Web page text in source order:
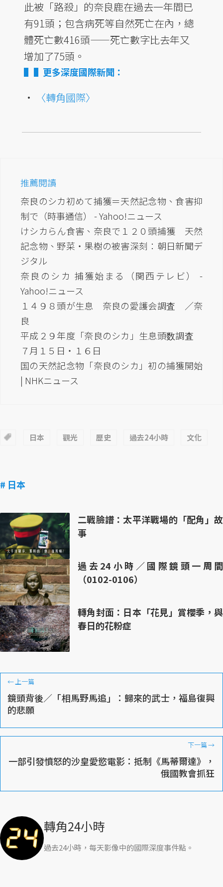
此被「路殺」的奈良鹿在過去一年間已
有91頭；包含病死等自然死亡在內，總
體死亡數416頭——死亡數字比去年又
增加了75頭。
▌更多深度國際新聞：
• 〈轉角國際〉
推薦閱讀
奈良のシカ初めて捕獲＝天然記念物、食害抑
制で（時事通信） - Yahoo!ニュース
けシカらん食害、奈良で１２０頭捕獲 天然
記念物、野菜・果樹の被害深刻：朝日新聞デ
ジタル
奈良のシカ 捕獲始まる（関西テレビ） -
Yahoo!ニュース
１４９８頭が生息 奈良の愛護会調査 ／奈
良
平成２９年度「奈良のシカ」生息頭数調査
７月１５日・１６日
国の天然記念物「奈良のシカ」初の捕獲開始
| NHKニュース
日本 觀光 歷史 過去24小時 文化
# 日本
二戰臉譜：太平洋戰場的「配角」故
事
過去24小時／國際鏡頭一周間
（0102-0106）
轉角封面：日本「花見」賞櫻季，與
春日的花粉症
←上一篇
鏡頭背後／「相馬野馬追」：歸來的武士，福島復興
的悲願
下一篇→
一部引發憤怒的沙皇愛慾電影：抵制《馬蒂爾達》，
俄國教會抓狂
轉角24小時
過去24小時，每天影像中的國際深度事件點。